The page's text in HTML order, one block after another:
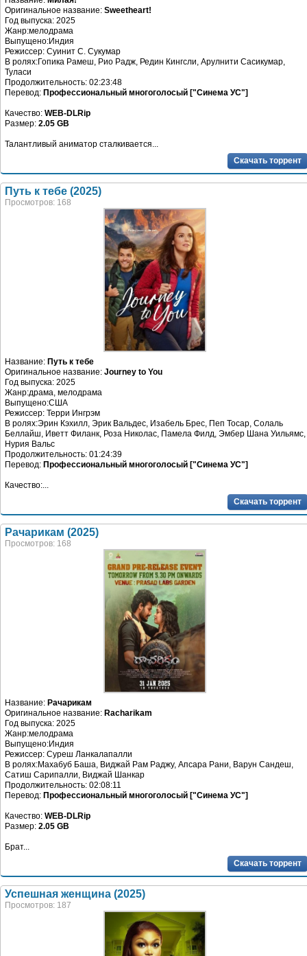
Оригинальное название: Sweetheart!
Год выпуска: 2025
Жанр:мелодрама
Выпущено:Индия
Режиссер: Суинит С. Сукумар
В ролях:Гопика Рамеш, Рио Радж, Редин Кингсли, Арулнити Сасикумар,
Туласи
Продолжительность: 02:23:48
Перевод: Профессиональный многоголосый ["Синема УС"]
Качество: WEB-DLRip
Размер: 2.05 GB
Талантливый аниматор сталкивается...
Скачать торрент
Путь к тебе (2025)
Просмотров: 168
Название: Путь к тебе
Оригинальное название: Journey to You
Год выпуска: 2025
Жанр:драма, мелодрама
Выпущено:США
Режиссер: Терри Ингрэм
В ролях:Эрин Кэхилл, Эрик Вальдес, Изабель Брес, Пеп Тосар, Солаль
Беллайш, Иветт Филанк, Роза Николас, Памела Филд, Эмбер Шана Уильямс,
Нурия Вальс
Продолжительность: 01:24:39
Перевод: Профессиональный многоголосый ["Синема УС"]
Качество:...
Скачать торрент
Рачарикам (2025)
Просмотров: 168
Название: Рачарикам
Оригинальное название: Racharikam
Год выпуска: 2025
Жанр:мелодрама
Выпущено:Индия
Режиссер: Суреш Ланкалапалли
В ролях:Махабуб Баша, Виджай Рам Раджу, Апсара Рани, Варун Сандеш,
Сатиш Сарипалли, Виджай Шанкар
Продолжительность: 02:08:11
Перевод: Профессиональный многоголосый ["Синема УС"]
Качество: WEB-DLRip
Размер: 2.05 GB
Брат...
Скачать торрент
Успешная женщина (2025)
Просмотров: 187